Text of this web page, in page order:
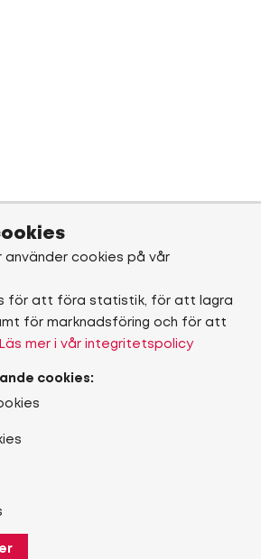
cookies på vår
för att föra statistik, för att lagra
för marknadsföring och för att
Läs mer i vår integritetspolicy
cookies: